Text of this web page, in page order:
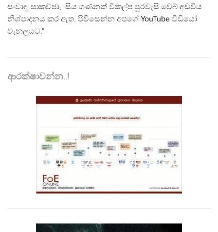
සංවාද, සාකච්ඡා, සිය ගණනක් විකල්ප පුරවැසි වෙබ් අඩවිය
නිශ්පාදනය කර ඇත. පිවිසෙන්න අපගේ YouTube වීඩියෝ
චැනලයට."
ආරක්ෂාවන්න..!